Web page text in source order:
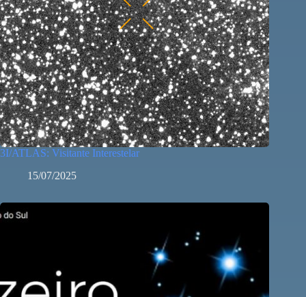
3I/ATLAS: Visitante Interestelar
15/07/2025